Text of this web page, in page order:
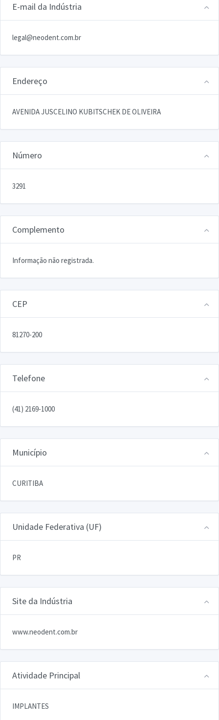
E-mail da Indústria
legal@neodent.com.br
Endereço
AVENIDA JUSCELINO KUBITSCHEK DE OLIVEIRA
Número
3291
Complemento
Informação não registrada.
CEP
81270-200
Telefone
(41) 2169-1000
Município
CURITIBA
Unidade Federativa (UF)
PR
Site da Indústria
www.neodent.com.br
Atividade Principal
IMPLANTES